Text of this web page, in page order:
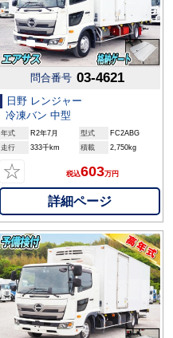
問合番号 03-4621
日野 レンジャー
冷凍バン 中型
年式 R2年7月 型式
FC2ABG
走行
333千km 積載 2,750kg
☆ 税込603万円
詳細ページ